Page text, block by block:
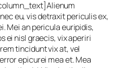
eu, vis detraxit periculis ex,
Mei an pericula euripidis,
ei nisl graecis, vix aperiri
tincidunt vix at, vel
epicurei mea et. Mea